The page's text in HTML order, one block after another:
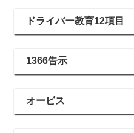
ドライバー教育12項目
1366告示
オービス